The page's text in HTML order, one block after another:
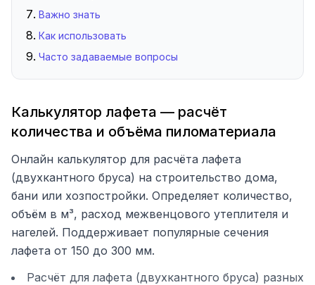
Важно знать
Как использовать
Часто задаваемые вопросы
Калькулятор лафета — расчёт
количества и объёма пиломатериала
Онлайн калькулятор для расчёта лафета
(двухкантного бруса) на строительство дома,
бани или хозпостройки. Определяет количество,
объём в м³, расход межвенцового утеплителя и
нагелей. Поддерживает популярные сечения
лафета от 150 до 300 мм.
Расчёт для лафета (двухкантного бруса) разных